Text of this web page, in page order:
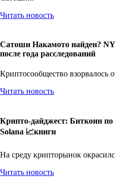
Читать новость
Сатоши Накамото найден?
после года расследований
Криптосообщество взорвалось
Читать новость
Крипто-дайджест: Биткоин
Solana 📈книги
На среду крипторынок
Читать новость